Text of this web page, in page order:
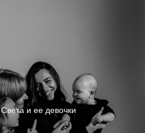
Света и ее девочки